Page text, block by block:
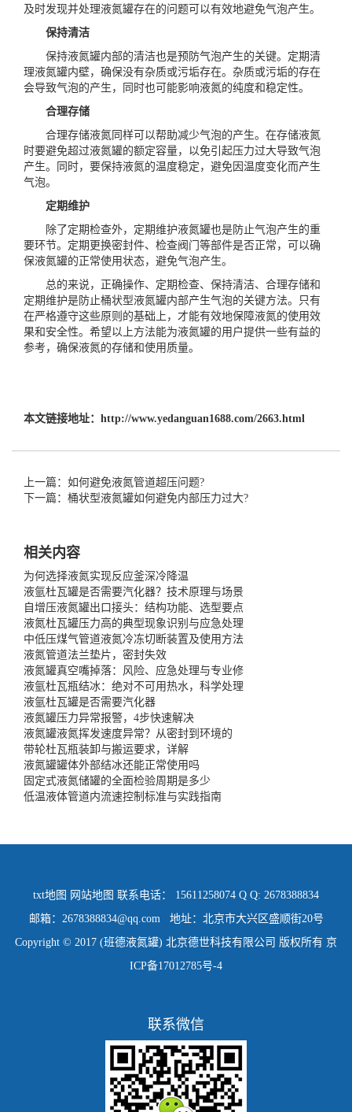
及时发现并处理液氮罐存在的问题可以有效地避免气泡产生。
保持清洁
保持液氮罐内部的清洁也是预防气泡产生的关键。定期清
理液氮罐内壁，确保没有杂质或污垢存在。杂质或污垢的存在
会导致气泡的产生，同时也可能影响液氮的纯度和稳定性。
合理存储
合理存储液氮同样可以帮助减少气泡的产生。在存储液氮
时要避免超过液氮罐的额定容量，以免引起压力过大导致气泡
产生。同时，要保持液氮的温度稳定，避免因温度变化而产生
气泡。
定期维护
除了定期检查外，定期维护液氮罐也是防止气泡产生的重
要环节。定期更换密封件、检查阀门等部件是否正常，可以确
保液氮罐的正常使用状态，避免气泡产生。
总的来说，正确操作、定期检查、保持清洁、合理存储和
定期维护是防止桶状型液氮罐内部产生气泡的关键方法。只有
在严格遵守这些原则的基础上，才能有效地保障液氮的使用效
果和安全性。希望以上方法能为液氮罐的用户提供一些有益的
参考，确保液氮的存储和使用质量。
本文链接地址： http://www.yedanguan1688.com/2663.html
上一篇：如何避免液氮管道超压问题?
下一篇：桶状型液氮罐如何避免内部压力过大?
相关内容
为何选择液氮实现反应釜深冷降温
液氩杜瓦罐是否需要汽化器？技术原理与场景
自增压液氮罐出口接头：结构功能、选型要点
液氮杜瓦罐压力高的典型现象识别与应急处理
中低压煤气管道液氮冷冻切断装置及使用方法
液氮管道法兰垫片，密封失效
液氮罐真空嘴掉落：风险、应急处理与专业修
液氩杜瓦瓶结冰：绝对不可用热水，科学处理
液氩杜瓦罐是否需要汽化器
液氮罐压力异常报警，4步快速解决
液氮罐液氮挥发速度异常？从密封到环境的
带轮杜瓦瓶装卸与搬运要求，详解
液氮罐罐体外部结冰还能正常使用吗
固定式液氮储罐的全面检验周期是多少
低温液体管道内流速控制标准与实践指南
txt地图 网站地图 联系电话： 15611258074 Q Q: 2678388834
邮箱：2678388834@qq.com 地址：北京市大兴区盛顺街20号
Copyright © 2017 (班德液氮罐) 北京德世科技有限公司 版权所有 京
ICP备17012785号-4
联系微信